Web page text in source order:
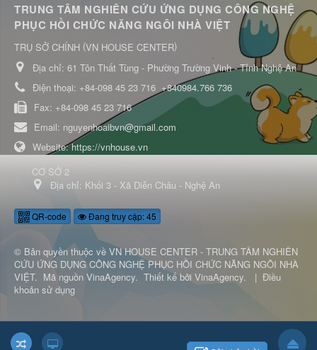
TRUNG TÂM NGHIÊN CỨU ỨNG DỤNG CÔNG NGHỆ
PHỤC HỒI CHỨC NĂNG NGÔI NHÀ VIỆT
TRỤ SỞ CHÍNH (VN HOUSE CENTER)
Địa chỉ: 61 Tôn Thất Tùng - Phường Trường Vinh - Tỉnh Nghệ An
Điện thoại: +84-098 45 23 716 +840984.766 736
Fax: +84-098 45 23 716
Email: nguyenhoaibvn@gmail.com
Website:https://vnhouse.vn
CƠ SỞ 2
Địa chỉ: Khối 3 - Xã Diễn Châu - Nghệ An
QR-code Đang truy cập: 45
© Bản quyền thuộc về VN HOUSE CENTER - TRUNG TÂM NGHIÊN
CỨU ỨNG DỤNG CÔNG NGHỆ PHỤC HỒI CHỨC NĂNG NGÔI NHÀ
VIỆT. Mã nguồn VinaAgency. Thiết kế bởi VinaAgency. | Điều
khoản sử dụng